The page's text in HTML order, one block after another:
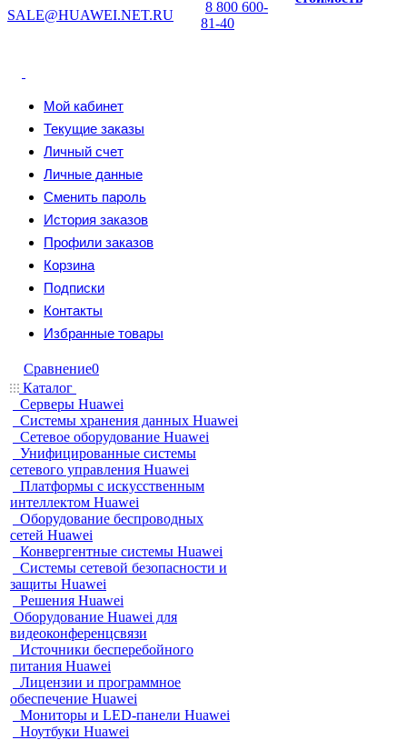
SALE@HUAWEI.NET.RU
8 800 600-
81-40
Мой кабинет
Текущие заказы
Личный счет
Личные данные
Сменить пароль
История заказов
Профили заказов
Корзина
Подписки
Контакты
Избранные товары
Сравнение0
Каталог
Серверы Huawei
Системы хранения данных Huawei
Сетевое оборудование Huawei
Унифицированные системы
сетевого управления Huawei
Платформы с искусственным
интеллектом Huawei
Оборудование беспроводных
сетей Huawei
Конвергентные системы Huawei
Системы сетевой безопасности и
защиты Huawei
Решения Huawei
Оборудование Huawei для
видеоконференцсвязи
Источники бесперебойного
питания Huawei
Лицензии и программное
обеспечение Huawei
Мониторы и LED-панели Huawei
Ноутбуки Huawei